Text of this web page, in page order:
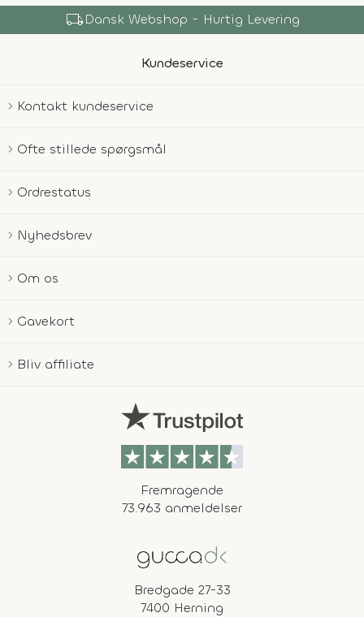
local_shippingDansk Webshop - Hurtig Levering
Kundeservice
Kontakt kundeservice
Ofte stillede spørgsmål
Ordrestatus
Nyhedsbrev
Om os
Gavekort
Bliv affiliate
Fremragende
73.963 anmeldelser
Bredgade 27-33
7400 Herning